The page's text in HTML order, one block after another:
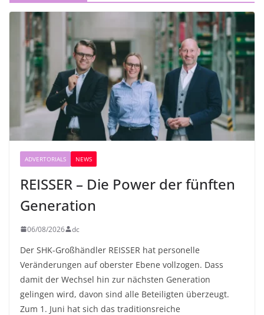
ADVERTORIALS NEWS
REISSER – Die Power der fünften
Generation
06/08/2026 dc
Der SHK-Großhändler REISSER hat personelle
Veränderungen auf oberster Ebene vollzogen. Dass
damit der Wechsel hin zur nächsten Generation
gelingen wird, davon sind alle Beteiligten überzeugt.
Zum 1. Juni hat sich das traditionsreiche